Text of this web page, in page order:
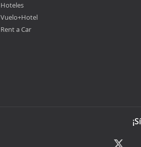
Hoteles
Vuelo+Hotel
Rent a Car